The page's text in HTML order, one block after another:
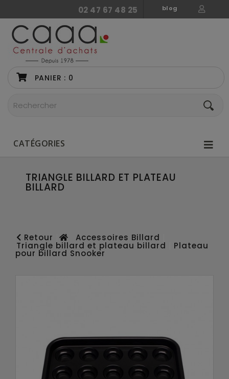
blog
02 47 67 48 25
PANIER : 0
CATÉGORIES
TRIANGLE BILLARD ET PLATEAU
BILLARD
Retour Accessoires Billard
Triangle billard et plateau billard Plateau
pour billard Snooker